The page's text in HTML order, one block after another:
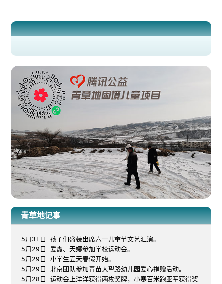
青草地记事
5月31日 孩子们盛装出席六一儿童节文艺汇演。
5月29日 爱霞、天娜参加学校运动会。
5月29日 小学生五天春假开始。
5月29日 北京团队参加青苗大望路幼儿园爱心捐赠活动。
5月28日 运动会上洋洋获得两枚奖牌，小寒百米跑亚军获得奖